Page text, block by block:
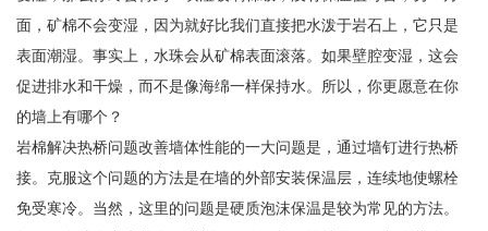
面，矿棉不会变湿，因为就好比我们直接把水泼于岩石上，它只是
表面潮湿。事实上，水珠会从矿棉表面滚落。如果壁腔变湿，这会
促进排水和干燥，而不是像海绵一样保持水。所以，你更愿意在你
的墙上有哪个？
岩棉解决热桥问题改善墙体性能的一大问题是，通过墙钉进行热桥
接。克服这个问题的方法是在墙的外部安装保温层，连续地使螺栓
免受寒冷。当然，这里的问题是硬质泡沫保温是较为常见的方法。